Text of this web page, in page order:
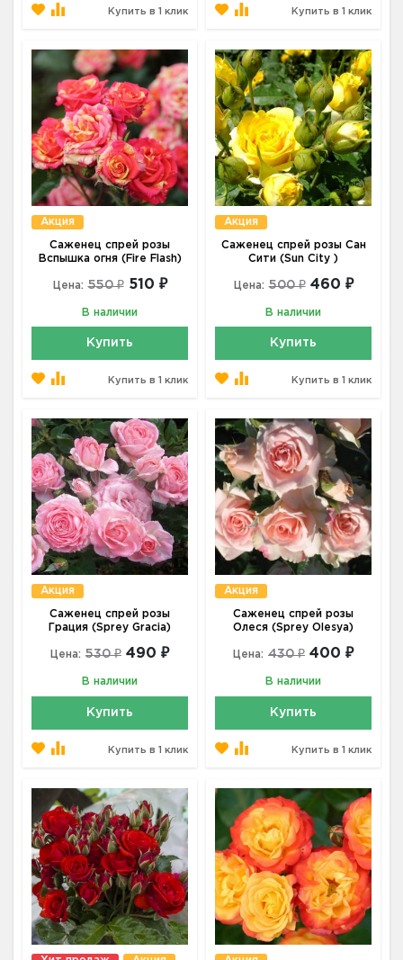
Купить в 1 клик Купить в 1 клик
Акция
Саженец спрей розы
Вспышка огня (Fire Flash)
Цена: 550 ₽ 510 ₽
В наличии
Купить
Купить в 1 клик
Акция
Саженец спрей розы Сан
Сити (Sun City )
Цена: 500 ₽ 460 ₽
В наличии
Купить
Купить в 1 клик
Акция
Саженец спрей розы
Грация (Sprey Gracia)
Цена: 530 ₽ 490 ₽
В наличии
Купить
Купить в 1 клик
Акция
Саженец спрей розы
Олеся (Sprey Olesya)
Цена: 430 ₽ 400 ₽
В наличии
Купить
Купить в 1 клик